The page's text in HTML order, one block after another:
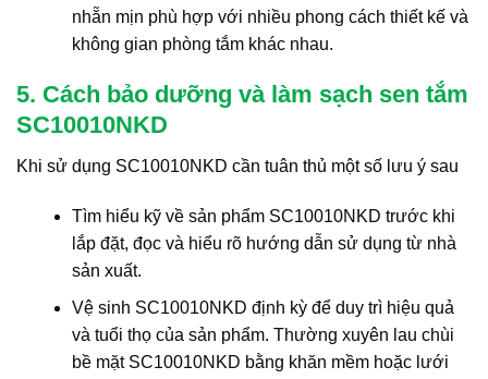
nhẵn mịn phù hợp với nhiều phong cách thiết kế và
không gian phòng tắm khác nhau.
5. Cách bảo dưỡng và làm sạch sen tắm
SC10010NKD
Khi sử dụng SC10010NKD cần tuân thủ một số lưu ý sau
Tìm hiểu kỹ về sản phẩm SC10010NKD trước khi
lắp đặt, đọc và hiểu rõ hướng dẫn sử dụng từ nhà
sản xuất.
Vệ sinh SC10010NKD định kỳ để duy trì hiệu quả
và tuổi thọ của sản phẩm. Thường xuyên lau chùi
bề mặt SC10010NKD bằng khăn mềm hoặc lưới